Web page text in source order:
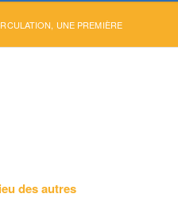
UNE PREMIÈRE
des autres